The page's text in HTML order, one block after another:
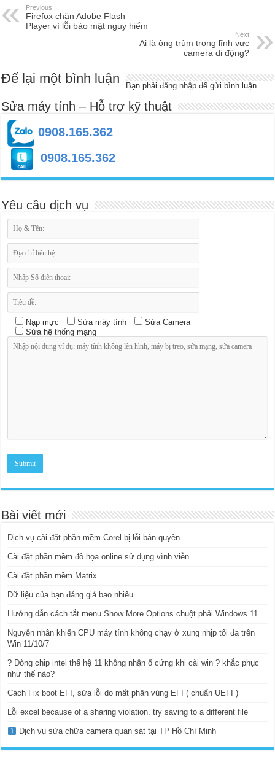
Previous
Firefox chặn Adobe Flash
Player vì lỗi bảo mật nguy hiểm
Next
Ai là ông trùm trong lĩnh vực
camera di động?
Để lại một bình luận Bạn phảiđăng nhập để gửi bình luận.
Sửa máy tính – Hỗ trợ kỹ thuật
0908.165.362
0908.165.362
Yêu cầu dịch vụ
Nạp mực Sửa máy tính
Sửa Camera
Sửa hệ thống mạng
Bài viết mới
Dịch vụ cài đặt phần mềm Corel bị lỗi bản quyền
Cài đặt phần mềm đồ họa online sử dụng vĩnh viễn
Cài đặt phần mềm Matrix
Dữ liệu của bạn đáng giá bao nhiêu
Hướng dẫn cách tắt menu Show More Options chuột phải Windows 11
Nguyên nhân khiến CPU máy tính không chạy ở xung nhịp tối đa trên
Win 11/10/7
? Dòng chip intel thế hệ 11 không nhận ổ cứng khi cài win ? khắc phục
như thế nào?
Cách Fix boot EFI, sửa lỗi do mất phân vùng EFI ( chuẩn UEFI )
Lỗi excel because of a sharing violation. try saving to a different file
Dịch vụ sửa chữa camera quan sát tại TP Hồ Chí Minh